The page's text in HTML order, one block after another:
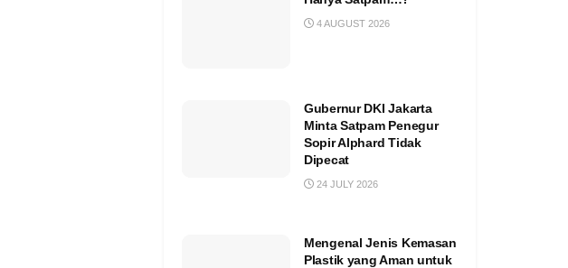
4 AUGUST 2026
Gubernur DKI Jakarta
Minta Satpam Penegur
Sopir Alphard Tidak
Dipecat
24 JULY 2026
Mengenal Jenis Kemasan
Plastik yang Aman untuk